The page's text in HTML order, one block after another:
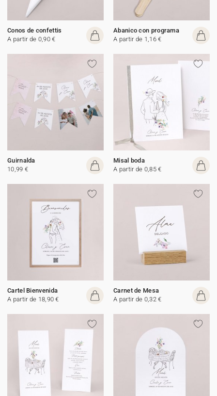
Conos de confettis
A partir de 0,90 €
Abanico con programa
A partir de 1,16 €
Guirnalda
10,99 €
Misal boda
A partir de 0,85 €
Cartel Bienvenida
A partir de 18,90 €
Carnet de Mesa
A partir de 0,32 €